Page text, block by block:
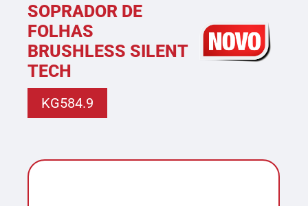
SOPRADOR DE
FOLHAS
BRUSHLESS SILENT
TECH
KG584.9